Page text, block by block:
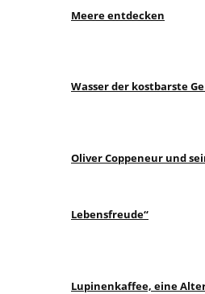
Meere entdecken
Wasser der kostbarste
Oliver Coppeneur und
Lebensfreude“
Lupinenkaffee, eine